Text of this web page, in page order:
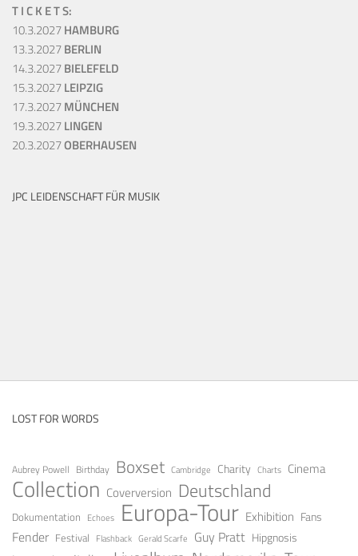
T I C K E T S:
10.3.2027HAMBURG
13.3.2027BERLIN
14.3.2027BIELEFELD
15.3.2027LEIPZIG
17.3.2027MÜNCHEN
19.3.2027LINGEN
20.3.2027OBERHAUSEN
JPC LEIDENSCHAFT FÜR MUSIK
LOST FOR WORDS
Aubrey Powell Birthday Boxset Cambridge Charity Charts Cinema
Collection Coverversion Deutschland
Dokumentation Echoes Europa-Tour Exhibition Fans
Fender Festival Flashback Gerald Scarfe Guy Pratt Hipgnosis